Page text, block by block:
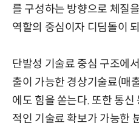
를 구성하는 방향으로 체질
역할의 중심이자 디딤돌이
단발성 기술료 중심 구조에
출이 가능한 경상기술료(매
에도 힘을 쏟는다. 또한 통신
적인 기술료 확보가 가능한